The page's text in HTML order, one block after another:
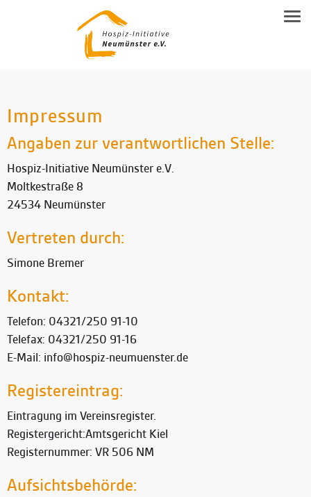
Familienbegleitung
NEUMÜNSTERANER MODELL
SPENDEN
Ehrenamt
Hospiz-Notiz
Kontakt & Anfahrt
Vereinsmitgliedschaft & Spenden
Kooperationspartner
Impressum
Angaben zur verantwortlichen Stelle:
Hospiz-Initiative Neumünster e.V.
Moltkestraße 8
24534 Neumünster
Vertreten durch:
Simone Bremer
Kontakt:
Telefon: 04321/250 91-10
Telefax: 04321/250 91-16
E-Mail: info@hospiz-neumuenster.de
Registereintrag:
Eintragung im Vereinsregister.
Registergericht:Amtsgericht Kiel
Registernummer: VR 506 NM
Aufsichtsbehörde: